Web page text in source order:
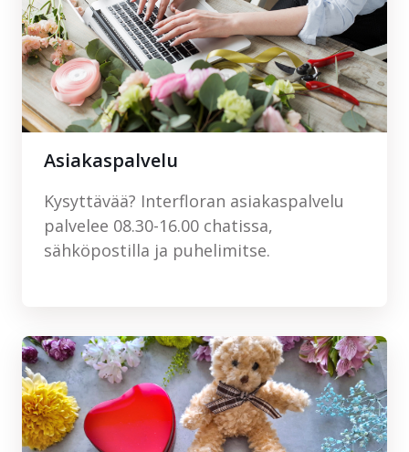
Asiakaspalvelu
Kysyttävää? Interfloran asiakaspalvelu
palvelee 08.30-16.00 chatissa,
sähköpostilla ja puhelimitse.